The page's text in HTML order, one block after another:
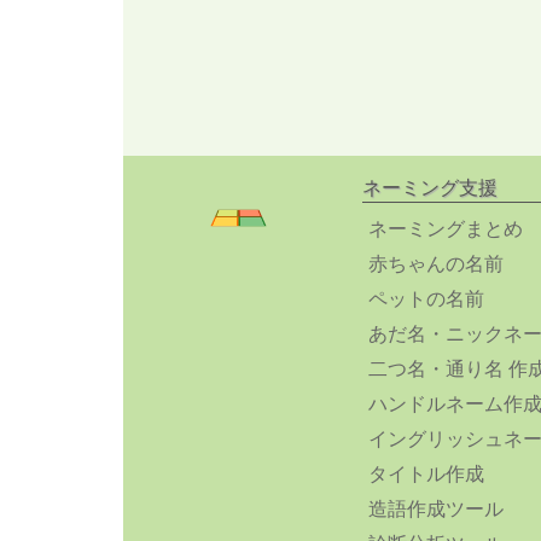
ネーミング支援
ネーミングまとめ
赤ちゃんの名前
ペットの名前
あだ名・ニックネ
二つ名・通り名 作
ハンドルネーム作成
イングリッシュネ
タイトル作成
造語作成ツール